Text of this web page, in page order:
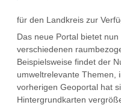
für den Landkreis zur
Das neue Portal bietet
verschiedenen
Beispielsweise findet der
umweltrelevante Themen,
vorherigen Geoportal hat
Hintergrundkarten